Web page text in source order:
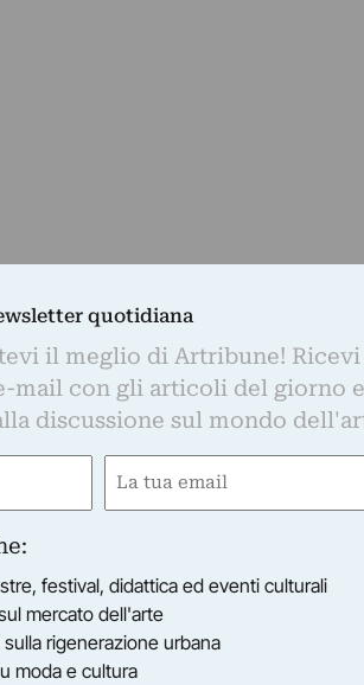
quotidiana
il meglio di Artribune! Ricevi
mail con gli articoli del giorno e
discussione sul mondo
Email
festival, didattica ed eventi culturali
mercato dell'arte
sulla rigenerazione urbana
moda e cultura